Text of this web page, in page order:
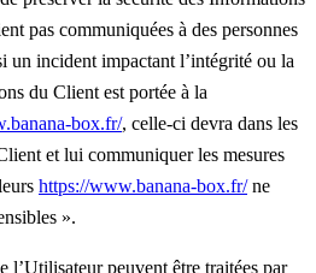
pas communiquées à des personnes
un incident impactant l’intégrité ou la
du Client est portée à la
box.fr/, celle-ci devra dans les
et lui communiquer les mesures
https://www.banana-box.fr/ne
».
l’Utilisateur peuvent être traitées par